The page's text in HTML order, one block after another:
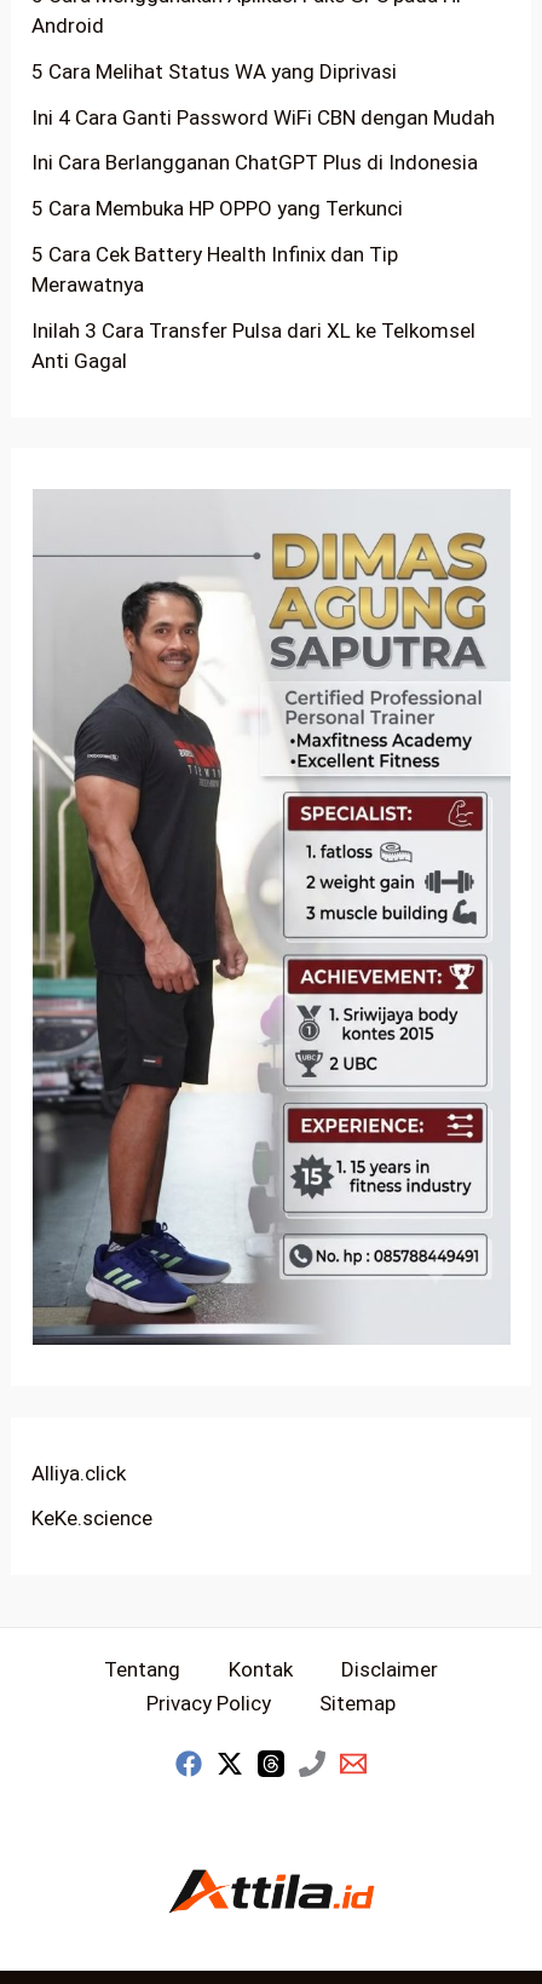
Android
5 Cara Melihat Status WA yang Diprivasi
Ini 4 Cara Ganti Password WiFi CBN dengan Mudah
Ini Cara Berlangganan ChatGPT Plus di Indonesia
5 Cara Membuka HP OPPO yang Terkunci
5 Cara Cek Battery Health Infinix dan Tip
Merawatnya
Inilah 3 Cara Transfer Pulsa dari XL ke Telkomsel
Anti Gagal
Alliya.click
KeKe.science
Tentang Kontak
Disclaimer
Privacy Policy
Sitemap